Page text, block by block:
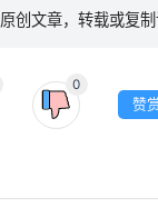
原创文章，转载或复
0
赞